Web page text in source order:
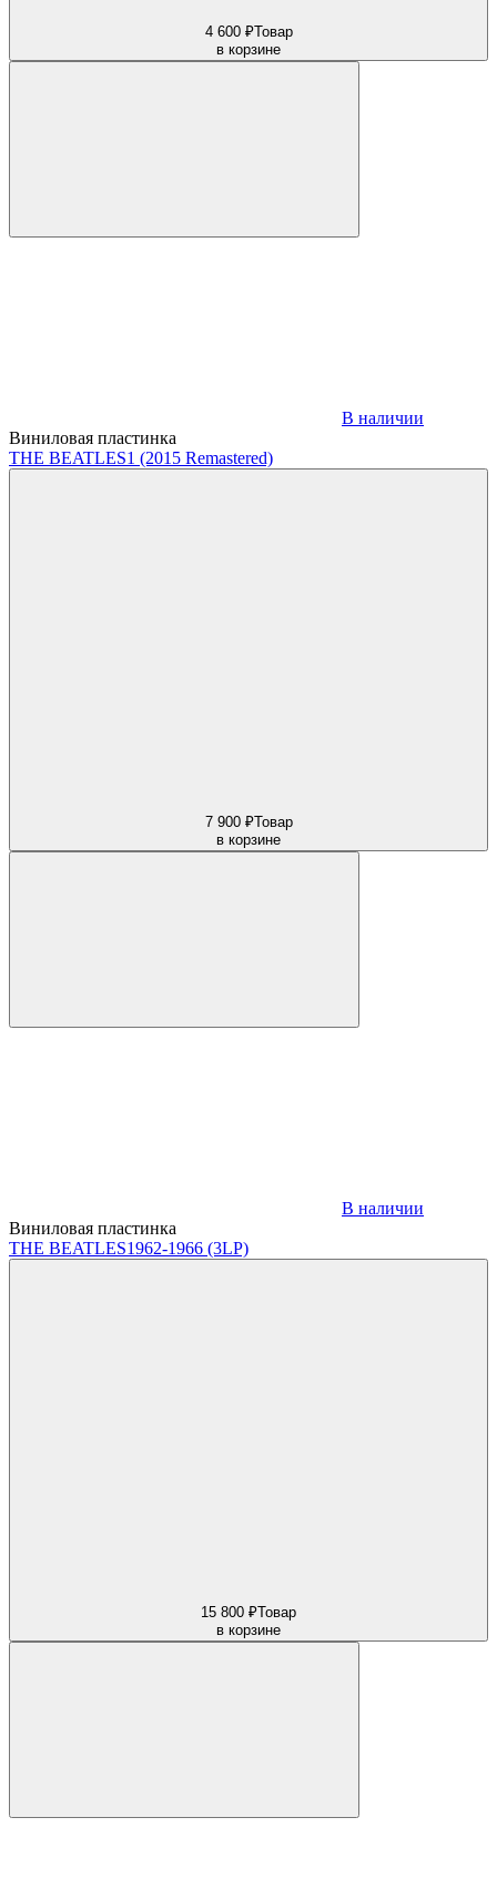
4 600 ₽Товар
в корзине
В наличии
Виниловая пластинка
THE BEATLES1 (2015 Remastered)
7 900 ₽Товар
в корзине
В наличии
Виниловая пластинка
THE BEATLES1962-1966 (3LP)
15 800 ₽Товар
в корзине